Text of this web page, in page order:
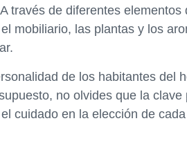
través de diferentes elementos
mobiliario, las plantas y los
de los habitantes del
no olvides que la clave
cuidado en la elección de